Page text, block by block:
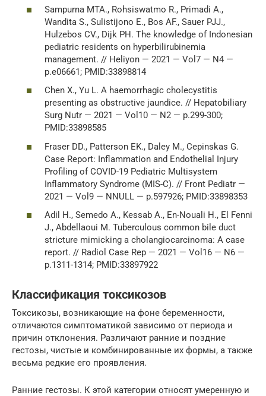
Sampurna MTA., Rohsiswatmo R., Primadi A.,
Wandita S., Sulistijono E., Bos AF., Sauer PJJ.,
Hulzebos CV., Dijk PH. The knowledge of Indonesian
pediatric residents on hyperbilirubinemia
management. // Heliyon — 2021 — Vol7 — N4 —
p.e06661; PMID:33898814
Chen X., Yu L. A haemorrhagic cholecystitis
presenting as obstructive jaundice. // Hepatobiliary
Surg Nutr — 2021 — Vol10 — N2 — p.299-300;
PMID:33898585
Fraser DD., Patterson EK., Daley M., Cepinskas G.
Case Report: Inflammation and Endothelial Injury
Profiling of COVID-19 Pediatric Multisystem
Inflammatory Syndrome (MIS-C). // Front Pediatr —
2021 — Vol9 — NNULL — p.597926; PMID:33898353
Adil H., Semedo A., Kessab A., En-Nouali H., El Fenni
J., Abdellaoui M. Tuberculous common bile duct
stricture mimicking a cholangiocarcinoma: A case
report. // Radiol Case Rep — 2021 — Vol16 — N6 —
p.1311-1314; PMID:33897922
Классификация токсикозов
Токсикозы, возникающие на фоне беременности,
отличаются симптоматикой зависимо от периода и
причин отклонения. Различают ранние и поздние
гестозы, чистые и комбинированные их формы, а также
весьма редкие его проявления.
Ранние гестозы. К этой категории относят умеренную и